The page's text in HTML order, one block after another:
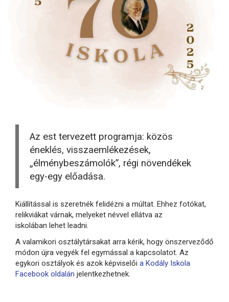
Az est tervezett programja: közös
éneklés, visszaemlékezések,
„élménybeszámolók”, régi növendékek
egy-egy előadása.
Kiállítással is szeretnék felidézni a múltat. Ehhez fotókat,
relikviákat várnak, melyeket névvel ellátva az
iskolában lehet leadni.
A valamikori osztálytársakat arra kérik, hogy önszerveződő
módon újra vegyék fel egymással a kapcsolatot. Az
egykori osztályok és azok képviselői a Kodály Iskola
Facebook oldalán jelentkezhetnek.